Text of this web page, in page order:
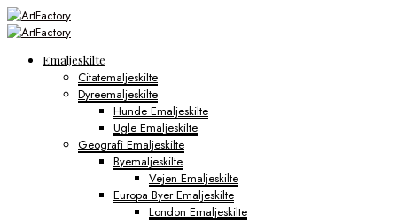
Emaljeskilte
Citatemaljeskilte
Dyreemaljeskilte
Hunde Emaljeskilte
Ugle Emaljeskilte
Geografi Emaljeskilte
Byemaljeskilte
Vejen Emaljeskilte
Europa Byer Emaljeskilte
London Emaljeskilte